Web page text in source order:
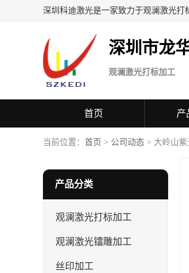
深圳科迪激光是一家致力于观澜激光打
深圳市龙
观澜激光打标加工
首页 产
当前位置： 首页 > 公司动态 > 大岭山
产品分类
观澜激光打标加工
观澜激光镭雕加工
丝印加工